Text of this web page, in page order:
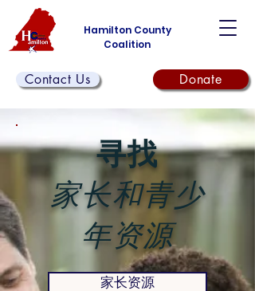
Hamilton County
Coalition
Contact Us Donate
寻找
家长和青少
年资源
家长资源